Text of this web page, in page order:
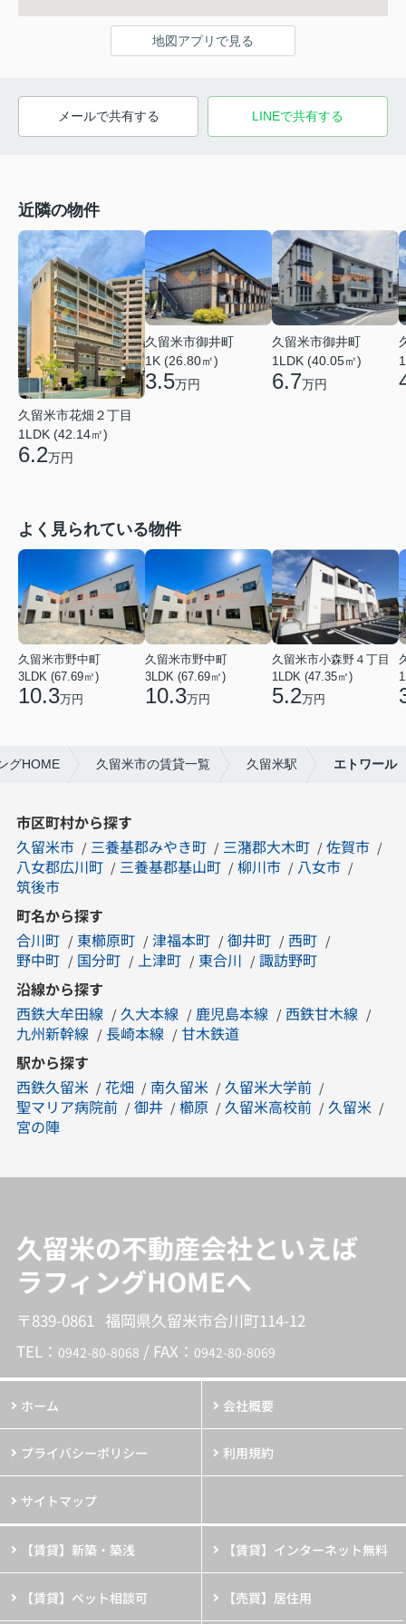
地図アプリで見る
メールで共有する LINEで共有する
近隣の物件
久留米市花畑２丁目
1LDK (42.14㎡)
6.2万円
久留米市御井町
1K (26.80㎡)
3.5万円
久留米市御井町
1LDK (40.05㎡)
6.7万円
よく見られている物件
久留米市野中町
3LDK (67.69㎡)
10.3万円
久留米市野中町
3LDK (67.69㎡)
10.3万円
久留米市小森野４丁目
1LDK (47.35㎡)
5.2万円
グHOME 久留米市の賃貸一覧 久留米駅 エトワール
市区町村から探す
久留米市
三養基郡みやき町 三潴郡大木町
佐賀市
八女郡広川町
三養基郡基山町 柳川市
八女市
筑後市
町名から探す
合川町
東櫛原町 津福本町 御井町
西町
野中町
国分町 上津町 東合川
諏訪野町
沿線から探す
西鉄大牟田線
久大本線 鹿児島本線
西鉄甘木線
九州新幹線
長崎本線
甘木鉄道
駅から探す
西鉄久留米
花畑 南久留米
久留米大学前
聖マリア病院前
御井 櫛原 久留米高校前
久留米
宮の陣
久留米の不動産会社といえば
ラフィングHOMEへ
〒839-0861 福岡県久留米市合川町114-12
TEL： 0942-80-8068 / FAX： 0942-80-8069
ホーム 会社概要
プライバシーポリシー 利用規約
サイトマップ
【賃貸】新築・築浅 【賃貸】インターネット無料
【賃貸】ペット相談可 【売買】居住用